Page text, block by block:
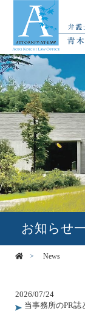
お知らせ
News
2026/07/24
当事務所のPR誌